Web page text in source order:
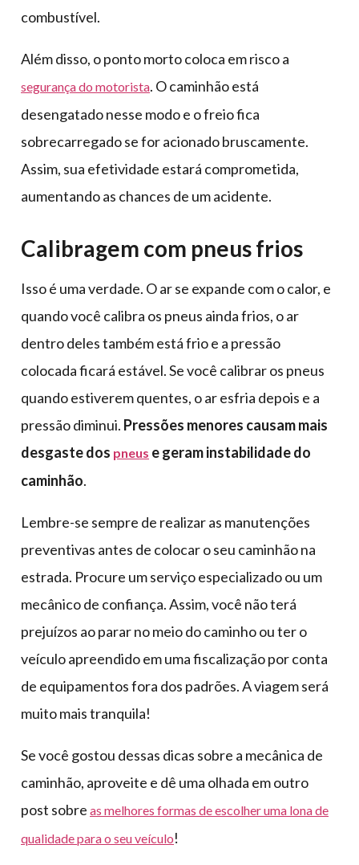
combustível.
Além disso, o ponto morto coloca em risco a
segurança do motorista. O caminhão está
desengatado nesse modo e o freio fica
sobrecarregado se for acionado bruscamente.
Assim, sua efetividade estará comprometida,
aumentando as chances de um acidente.
Calibragem com pneus frios
Isso é uma verdade. O ar se expande com o calor, e
quando você calibra os pneus ainda frios, o ar
dentro deles também está frio e a pressão
colocada ficará estável. Se você calibrar os pneus
quando estiverem quentes, o ar esfria depois e a
pressão diminui. Pressões menores causam mais
desgaste dos pneus e geram instabilidade do
caminhão.
Lembre-se sempre de realizar as manutenções
preventivas antes de colocar o seu caminhão na
estrada. Procure um serviço especializado ou um
mecânico de confiança. Assim, você não terá
prejuízos ao parar no meio do caminho ou ter o
veículo apreendido em uma fiscalização por conta
de equipamentos fora dos padrões. A viagem será
muito mais tranquila!
Se você gostou dessas dicas sobre a mecânica de
caminhão, aproveite e dê uma olhada em outro
post sobre as melhores formas de escolher uma lona de
qualidade para o seu veículo!